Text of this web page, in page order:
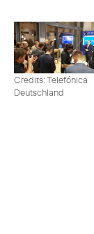
Credits: Telefónica
Deutschland